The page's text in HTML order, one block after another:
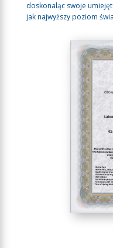
doskonaląc swoje
jak najwyższy poziom